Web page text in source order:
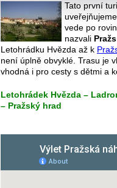
Tato první
vede po
nazvali
Letohrádku Hvězda až k
není úplně obvyklé. Trasu je
vhodná i pro cesty s dětmi a
Letohrádek Hvězda –
– Pražský hrad